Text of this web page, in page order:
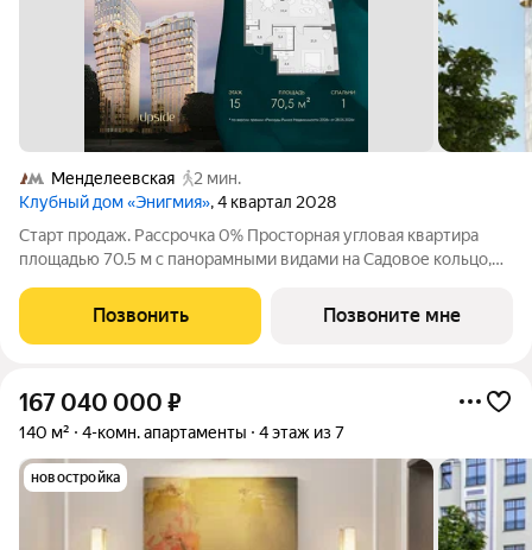
Менделеевская
2 мин.
Клубный дом «Энигмия», 4 квартал 2028
Старт продаж. Рассрочка 0% Просторная угловая квартира
площадью 70.5 м с панорамными видами на Садовое кольцо,
мастер-спальней и гардеробной с окном. ЭНИГМИЯ дом-
скульптура, притягивающий
Позвонить Позвоните мне
167 040 000 ₽
140 м² 4-комн. апартаменты 4 этаж из 7
новостройка